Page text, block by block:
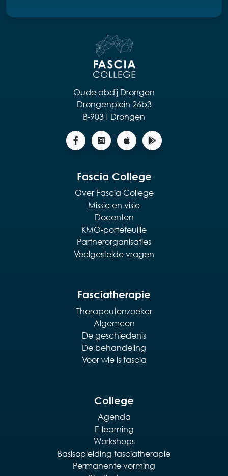
Oude abdij Drongen
Drongenplein 26b3
B-9031 Drongen
Fascia College
Over Fascia College
Missie en visie
Docenten
KMO-portefeuille
Partnerorganisaties
Veelgestelde vragen
Fasciatherapie
Therapeutenzoeker
Algemeen
De geschiedenis
De behandeling
Voor wie is fascia
College
Agenda
E-learning
Workshops
Basisopleiding fasciatherapie
Permanente vorming